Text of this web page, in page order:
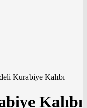
Kurabiye Kalıbı
Kalıbı